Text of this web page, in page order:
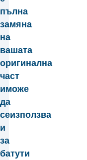
пълна
замяна
на
вашата
оригинална
част
иможе
да
сеизползва
и
за
батути